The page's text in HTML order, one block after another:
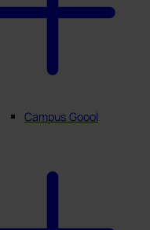
Campus Goool